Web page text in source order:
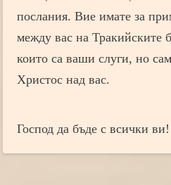
послания. Вие имате за
между вас на Тракийските
които са ваши слуги, но
Христос над вас.
Господ да бъде с всички